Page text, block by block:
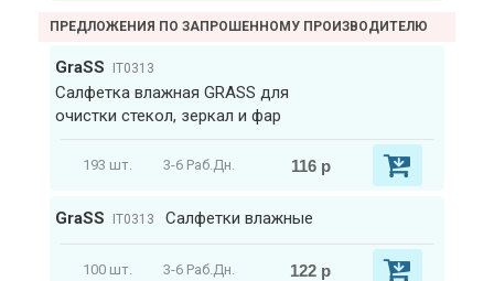
ПРЕДЛОЖЕНИЯ ПО ЗАПРОШЕННОМУ ПРОИЗВОДИТЕЛЮ
GraSS IT0313
Салфетка влажная GRASS для
очистки стекол, зеркал и фар
193 шт. 3-6 Раб.Дн. 116 р
GraSS IT0313 Салфетки влажные
100 шт. 3-6 Раб.Дн. 122 р